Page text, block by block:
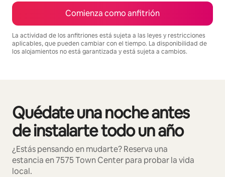
Comienza como anfitrión
La actividad de los anfitriones está sujeta a las leyes y restricciones
aplicables, que pueden cambiar con el tiempo. La disponibilidad de
los alojamientos no está garantizada y está sujeta a cambios.
Quédate una noche antes
de instalarte todo un año
¿Estás pensando en mudarte? Reserva una
estancia en 7575 Town Center para probar la vida
local.
Mostrando 0 de 0 elementos